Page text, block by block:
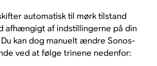
automatisk til mørk tilstand
afhængigt af indstillingerne på din
kan dog manuelt ændre Sonos-
ved at følge trinene nedenfor: